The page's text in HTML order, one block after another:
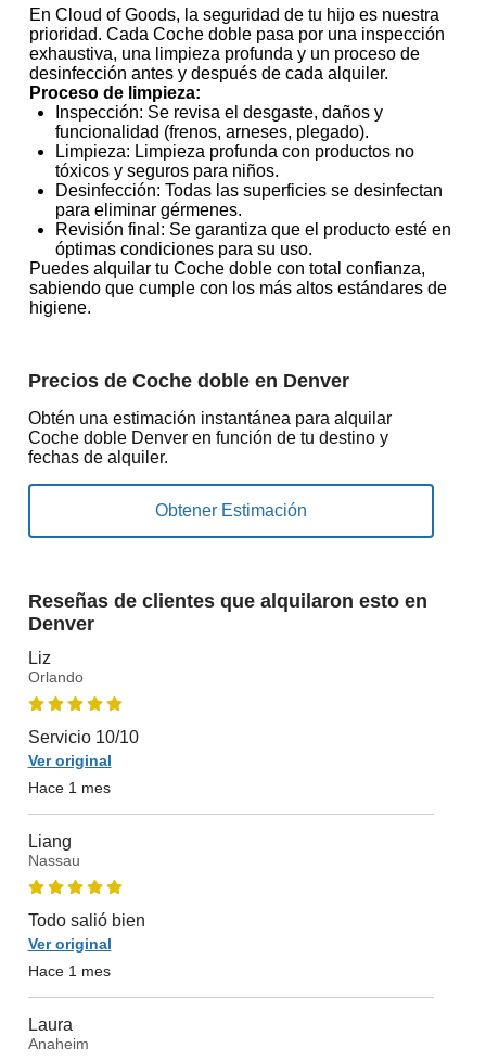
En Cloud of Goods, la seguridad de tu hijo es nuestra
prioridad. Cada Coche doble pasa por una inspección
exhaustiva, una limpieza profunda y un proceso de
desinfección antes y después de cada alquiler.
Proceso de limpieza:
Inspección: Se revisa el desgaste, daños y
funcionalidad (frenos, arneses, plegado).
Limpieza: Limpieza profunda con productos no
tóxicos y seguros para niños.
Desinfección: Todas las superficies se desinfectan
para eliminar gérmenes.
Revisión final: Se garantiza que el producto esté en
óptimas condiciones para su uso.
Puedes alquilar tu Coche doble con total confianza,
sabiendo que cumple con los más altos estándares de
higiene.
Precios de Coche doble en Denver
Obtén una estimación instantánea para alquilar
Coche doble Denver en función de tu destino y
fechas de alquiler.
Reseñas de clientes que alquilaron esto en
Denver
Liz
Orlando
Servicio 10/10
Ver original
Hace 1 mes
Liang
Nassau
Todo salió bien
Ver original
Hace 1 mes
Laura
Anaheim